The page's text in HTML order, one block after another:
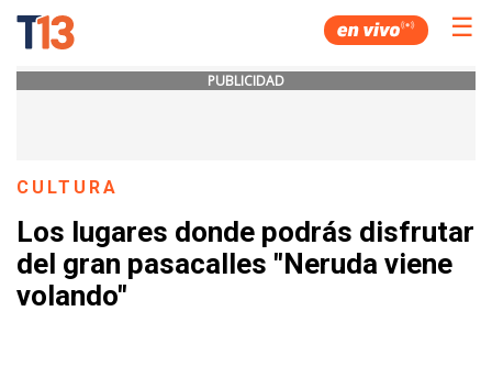
☰
PUBLICIDAD
CULTURA
Los lugares donde podrás disfrutar
del gran pasacalles "Neruda viene
volando"